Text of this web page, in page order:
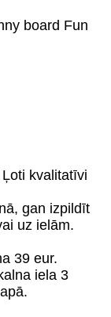
board Fun
kvalitatīvi
gan izpildīt
uz ielām.
39 eur.
iela 3